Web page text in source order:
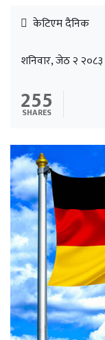
केटिएम दैनिक
शनिवार, जेठ २ २०८३
255
SHARES